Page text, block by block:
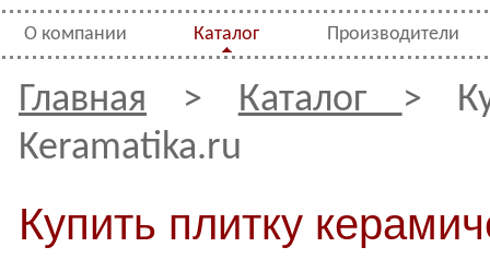
О компании Каталог Производители
Главная > Каталог >
Keramatika.ru
Купить плитку